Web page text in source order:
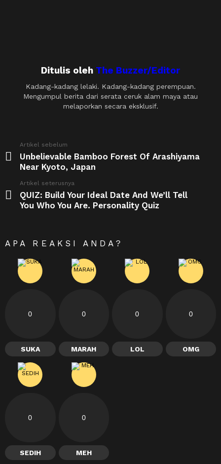
Ditulis oleh The Buzzer/Editor
Kadang-kadang lelaki. Kadang-kadang perempuan.
Mengumpul berita dari serata ceruk alam maya atau
melaporkan secara eksklusif.
more
Artikel sebelum
Unbelievable Bamboo Forest Of Arashiyama
Near Kyoto, Japan
Artikel seterusnya
QUIZ: Build Your Ideal Date And We’ll Tell
You Who You Are. Personality Quiz
APA REAKSI ANDA?
0
SUKA
0
MARAH
0
LOL
0
OMG
0
SEDIH
0
MEH